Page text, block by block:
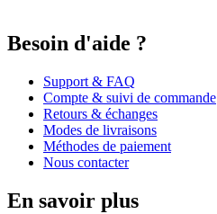
Besoin d'aide ?
Support & FAQ
Compte & suivi de commande
Retours & échanges
Modes de livraisons
Méthodes de paiement
Nous contacter
En savoir plus